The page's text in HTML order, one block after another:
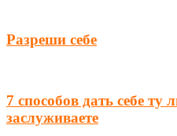
Разреши себе
7 способов дать себе
заслуживаете